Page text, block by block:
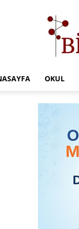
OKUL